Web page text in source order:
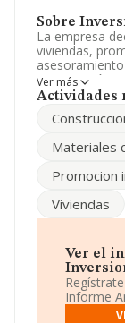
Sobre
La empresa
viviendas,
construcción,
servicios de
'Alojamientos
importación y/
El número de
número de
debajo de la
Dentro del
INFORMA,
podemos
la compañía
en el ranking
Ver más
Actividades
Materiales
Promocion
Viviendas
Ver el
Informe